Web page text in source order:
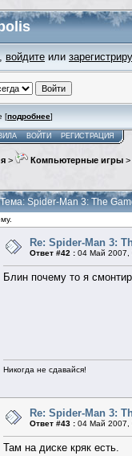
войдите или
[подробнее]
ВОЙТИ РЕГИСТРАЦИЯ
> Компьютерные игры >
Тема: Spider-Man 3: The
Re: Spider-Man 3:
Ответ #42 : 04 Май 2007,
Блин почему то я
Никогда не сдавайся!
Re: Spider-Man 3:
Ответ #43 : 04 Май 2007,
Там на диске кряк есть.